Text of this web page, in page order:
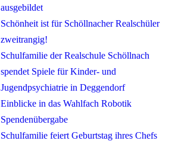
ausgebildet
Schönheit ist für Schöllnacher Realschüler
zweitrangig!
Schulfamilie der Realschule Schöllnach
spendet Spiele für Kinder- und
Jugendpsychiatrie in Deggendorf
Einblicke in das Wahlfach Robotik
Spendenübergabe
Schulfamilie feiert Geburtstag ihres Chefs